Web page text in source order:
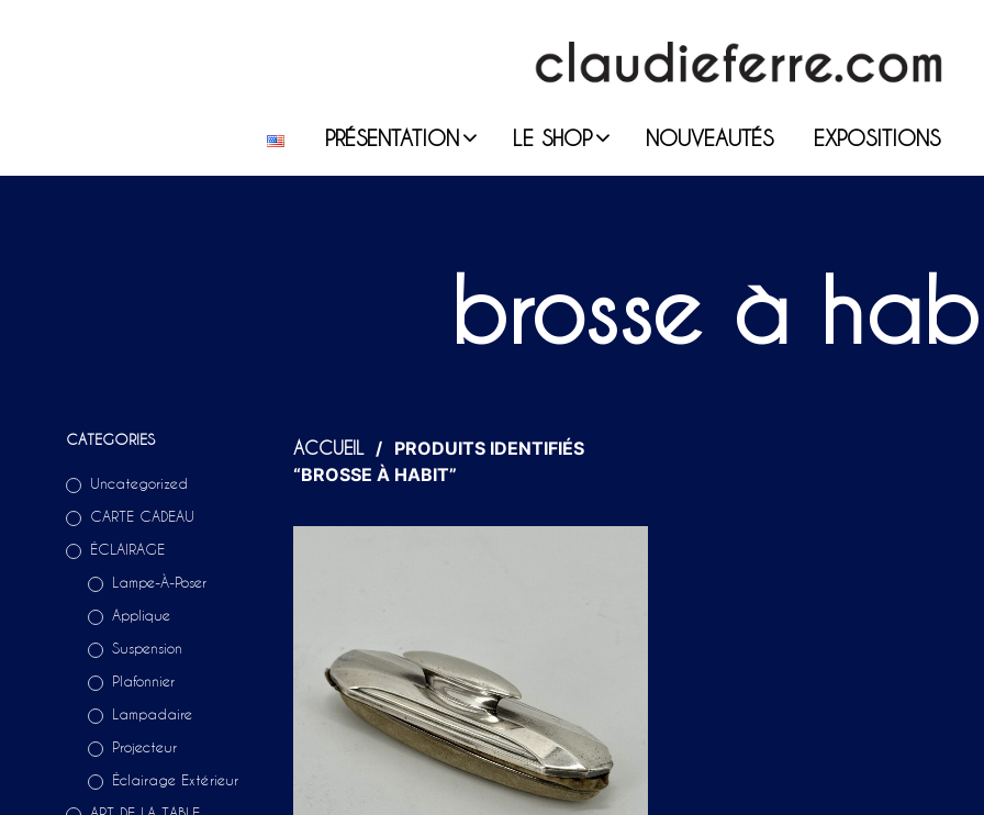
PRÉSENTATION LE SHOP NOUVEAUTÉS EXPOSITIONS
brosse à
CATEGORIES
Uncategorized
CARTE CADEAU
ÉCLAIRAGE
Lampe-À-Poser
Applique
Suspension
Plafonnier
Lampadaire
Projecteur
Éclairage Extérieur
ACCUEIL / PRODUITS IDENTIFIÉS
“BROSSE À HABIT”